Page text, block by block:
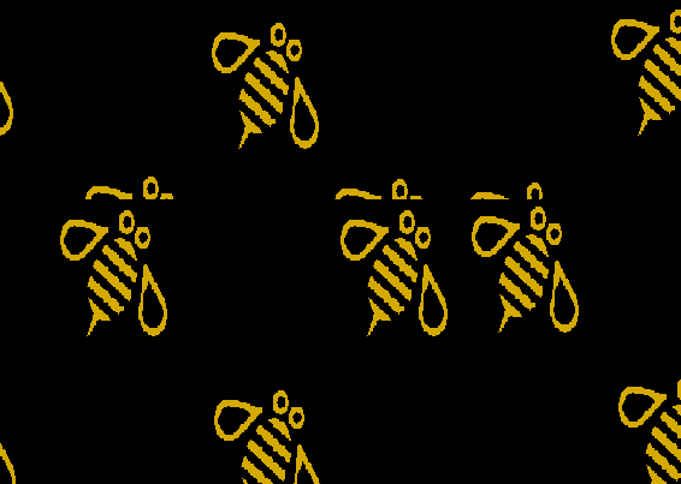
Nucleu Imperechere
Cutie Transport
Accesorii
Capcane Viespi
Coltare, Manere